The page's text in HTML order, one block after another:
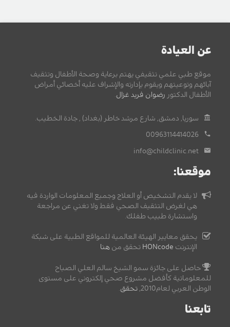
عن العيادة
موقع طبي علمي تثقيفي يهتم برعاية وصحة الأطفال وتثقيف
آبائهم وتوعيتهم ويقوم بإدارته والإشراف عليه أخصائي أمراض
الأطفال الدكتور رضوان فريد غزال
سوريا, دمشق, شارع مرشد خاطر (بغداد) , جادة الخطيب.
00963114414026
info@childclinic.net
موقعنا:
لا يقدم التشخيص أو العلاج وجميع المعلومات الواردة فيه
هي لغرض التثقيف الصحي فقط ولا تغني عن مراجعة
واستشارة طبيب طفلك.
يحقق معايير الهيئة العالمية للمواقع الطبية على شبكة
الإنترنت HONcode تحقق من هنا
حاصل على جائزة سمو الشيخ سالم العلي الصباح
للمعلوماتية كأفضل مشروع صحي إلكتروني على مستوى
الوطن العربي لعام2010,
تحقق
تابعنا